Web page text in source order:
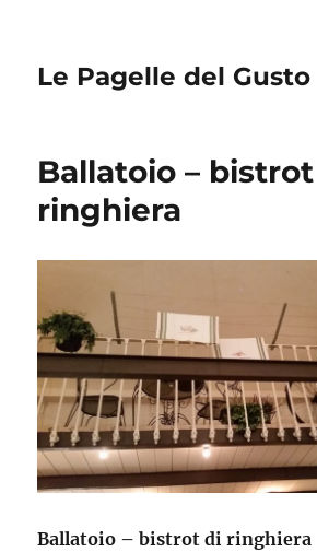
Le Pagelle del Gusto
Ballatoio –
ringhiera
Ballatoio – bistrot di ringhiera